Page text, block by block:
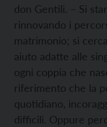
don Gentili. – Si
rinnovando i
matrimonio; si
aiuto adatte alle
ogni coppia che
riferimento che la
quotidiano,
difficili. Oppure